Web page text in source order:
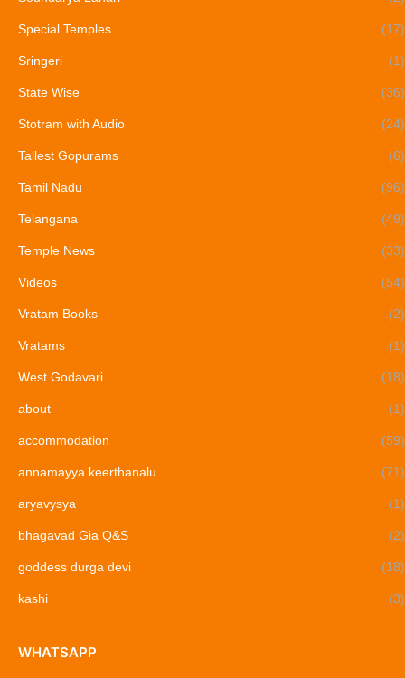
Special Temples (17)
Sringeri (1)
State Wise (36)
Stotram with Audio (24)
Tallest Gopurams (6)
Tamil Nadu (96)
Telangana (49)
Temple News (33)
Videos (54)
Vratam Books (2)
Vratams (1)
West Godavari (18)
about (1)
accommodation (59)
annamayya keerthanalu (71)
aryavysya (1)
bhagavad Gia Q&S (2)
goddess durga devi (18)
kashi (3)
WHATSAPP